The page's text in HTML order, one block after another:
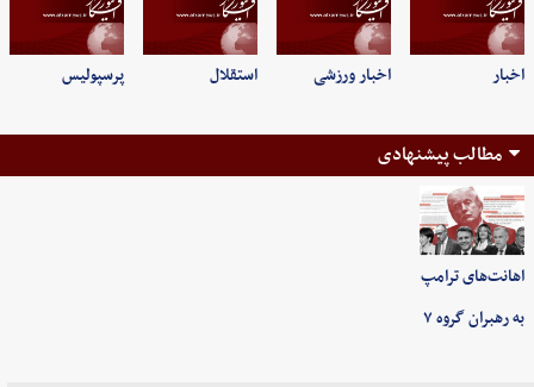
اخبار اخبار ورزشی استقلال پرسپولیس
مطالب پیشنهادی
اهانت‌های ترامپ
به رهبران گروه ۷